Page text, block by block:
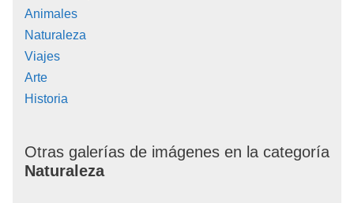
Animales
Naturaleza
Viajes
Arte
Historia
Otras galerías de imágenes en la categoría
Naturaleza